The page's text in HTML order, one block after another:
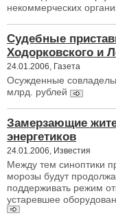
некоммерческих
Судебные
Ходорковского и
24.01.2006, Газета
Осужденные
млрд. рублей
Замерзающие
энергетиков
24.01.2006, Известия
Между тем синоптики
морозы будут
поддерживать режим
устаревшее